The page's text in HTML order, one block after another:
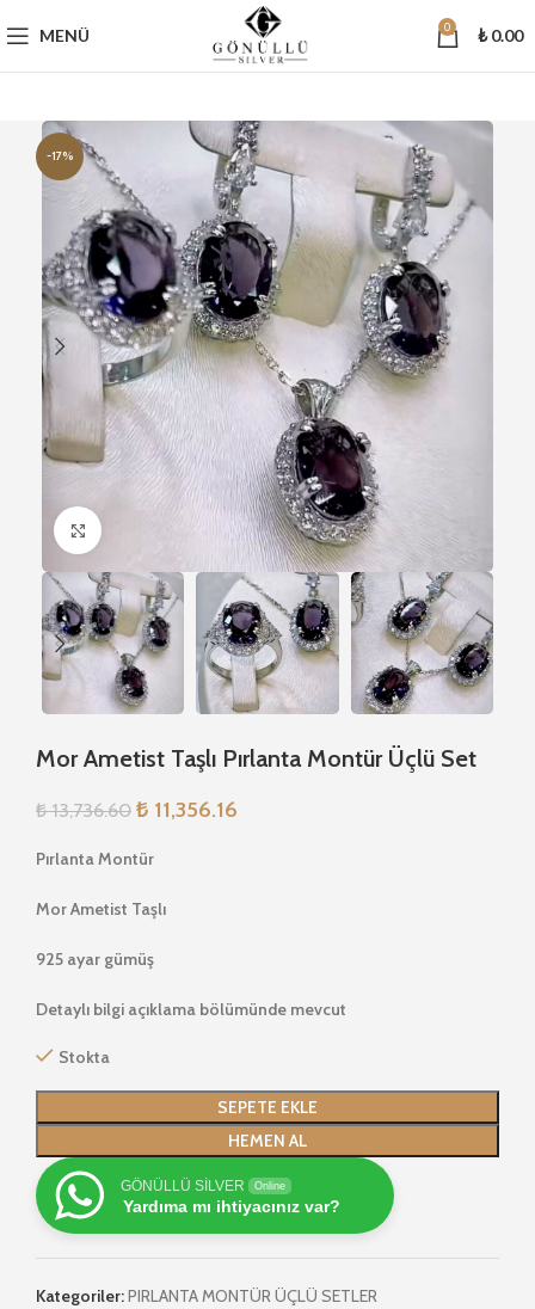
MENÜ 0 ₺0.00
-17%
Büyütmek için tıklayın
Mor Ametist Taşlı Pırlanta Montür Üçlü Set
₺13,736.60 ₺ 11,356.16
Pırlanta Montür
Mor Ametist Taşlı
925 ayar gümüş
Detaylı bilgi açıklama bölümünde mevcut
Stokta
SEPETE EKLE
HEMEN AL
GÖNÜLLÜ SİLVER Online
Yardıma mı ihtiyacınız var?
Kategoriler:PIRLANTA MONTÜR ÜÇLÜ SETLER